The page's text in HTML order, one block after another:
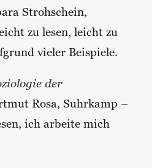
Strohschein,
zu lesen, leicht zu
vieler Beispiele.
der
Rosa, Suhrkamp –
ich arbeite mich